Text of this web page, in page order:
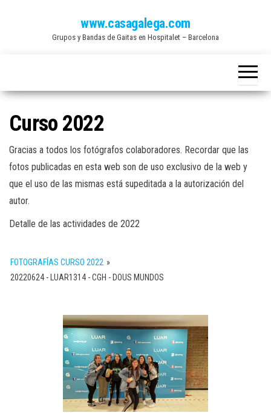
www.casagalega.com
Grupos y Bandas de Gaitas en Hospitalet – Barcelona
Curso 2022
Gracias a todos los fotógrafos colaboradores. Recordar que las
fotos publicadas en esta web son de uso exclusivo de la web y
que el uso de las mismas está supeditada a la autorización del
autor.
Detalle de las actividades de 2022
FOTOGRAFÍAS CURSO 2022 »
20220624 - LUAR1314 - CGH - DOUS MUNDOS